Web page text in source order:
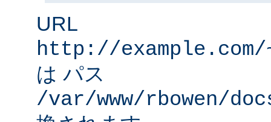
URL
http://
は パス
/var/www/rbowen/